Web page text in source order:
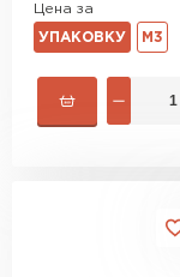
Цена за
УПАКОВКУ М3